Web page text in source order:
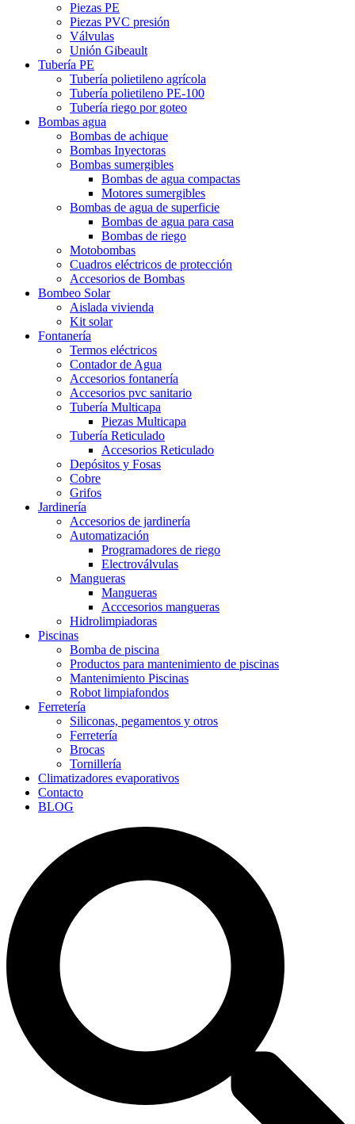
Piezas PE
Piezas PVC presión
Válvulas
Unión Gibeault
Tubería PE
Tubería polietileno agrícola
Tubería polietileno PE-100
Tubería riego por goteo
Bombas agua
Bombas de achique
Bombas Inyectoras
Bombas sumergibles
Bombas de agua compactas
Motores sumergibles
Bombas de agua de superficie
Bombas de agua para casa
Bombas de riego
Motobombas
Cuadros eléctricos de protección
Accesorios de Bombas
Bombeo Solar
Aislada vivienda
Kit solar
Fontanería
Termos eléctricos
Contador de Agua
Accesorios fontanería
Accesorios pvc sanitario
Tubería Multicapa
Piezas Multicapa
Tubería Reticulado
Accesorios Reticulado
Depósitos y Fosas
Cobre
Grifos
Jardinería
Accesorios de jardinería
Automatización
Programadores de riego
Electroválvulas
Mangueras
Mangueras
Acccesorios mangueras
Hidrolimpiadoras
Piscinas
Bomba de piscina
Productos para mantenimiento de piscinas
Mantenimiento Piscinas
Robot limpiafondos
Ferretería
Siliconas, pegamentos y otros
Ferretería
Brocas
Tornillería
Climatizadores evaporativos
Contacto
BLOG